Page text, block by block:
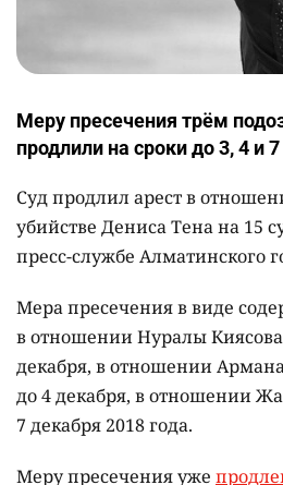
Меру пресечения трём
продлили на сроки до 3, 4 и
Суд продлил арест в
убийстве Дениса Тена на 15
пресс-службе Алматинского
Мера пресечения в виде
в отношении Нуралы
декабря, в отношении
до 4 декабря, в отношении
7 декабря 2018 года.
Меру пресечения уже